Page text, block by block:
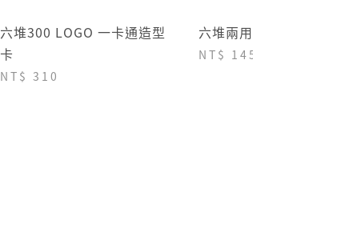
六堆300 LOGO 一卡通造型
卡
NT$ 310
六堆兩用口罩套-絲仔花
NT$ 145